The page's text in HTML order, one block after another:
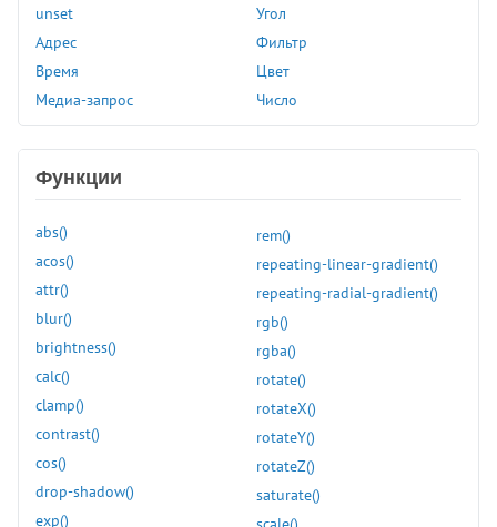
zoom
unset
Адрес
Время
Медиа-запрос
Угол
Фильтр
Цвет
Число
Функции
abs()
acos()
attr()
blur()
brightness()
calc()
clamp()
contrast()
cos()
drop-shadow()
exp()
rem()
repeating-linear-gradient()
repeating-radial-gradient()
rgb()
rgba()
rotate()
rotateX()
rotateY()
rotateZ()
saturate()
scale()